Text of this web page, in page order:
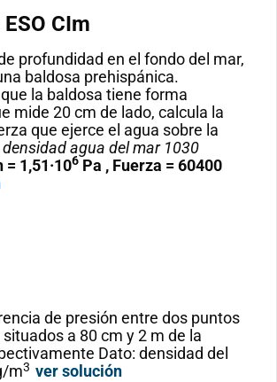
CIm
profundidad en el fondo del mar,
baldosa prehispánica.
la baldosa tiene forma
mide 20 cm de lado, calcula la
que ejerce el agua sobre la
densidad agua del mar 1030
1,51·106 Pa , Fuerza = 60400
de presión entre dos puntos
a 80 cm y 2 m de la
Dato: densidad del
m3 ver solución